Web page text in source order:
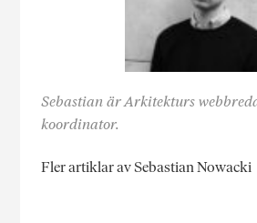
Sebastian är Arkitekturs
koordinator.
Fler artiklar av Sebastian Nowacki